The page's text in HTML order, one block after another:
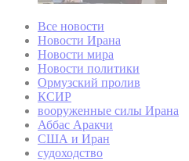
Все новости
Новости Ирана
Новости мира
Новости политики
Ормузский пролив
КСИР
вооруженные силы Ирана
Аббас Аракчи
США и Иран
судоходство